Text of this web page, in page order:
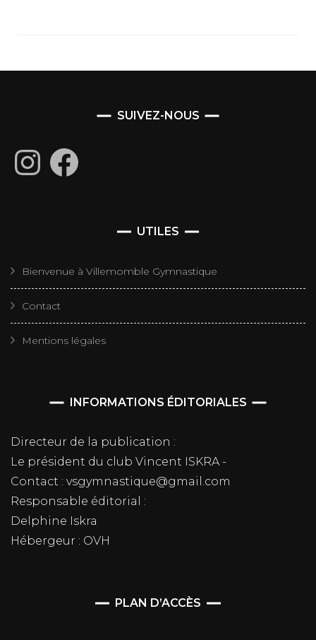
SUIVEZ-NOUS
InstagramFacebook
UTILES
Bienvenue à Villemomble Gymnastique
Contact
Mentions légales
INFORMATIONS ÉDITORIALES
Directeur de la publication :
Le président du club Vincent ISKRA -
Contact : vsgymnastique@gmail.com
Responsable éditorial :
Delphine Iskra
Hébergeur : OVH
PLAN D’ACCÈS